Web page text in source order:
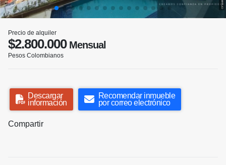
Precio de alquiler
$2.800.000Mensual
Pesos Colombianos
Descargar
información
Recomendar inmueble
por correo electrónico
Compartir